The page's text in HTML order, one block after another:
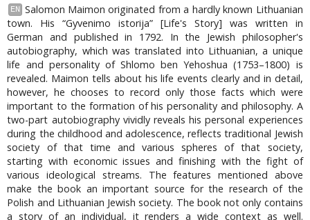
EN
Salomon Maimon originated from a hardly known Lithuanian
town. His “Gyvenimo istorija” [Life's Story] was written in
German and published in 1792. In the Jewish philosopher's
autobiography, which was translated into Lithuanian, a unique
life and personality of Shlomo ben Yehoshua (1753–1800) is
revealed. Maimon tells about his life events clearly and in detail,
however, he chooses to record only those facts which were
important to the formation of his personality and philosophy. A
two-part autobiography vividly reveals his personal experiences
during the childhood and adolescence, reflects traditional Jewish
society of that time and various spheres of that society,
starting with economic issues and finishing with the fight of
various ideological streams. The features mentioned above
make the book an important source for the research of the
Polish and Lithuanian Jewish society. The book not only contains
a story of an individual, it renders a wide context as well.